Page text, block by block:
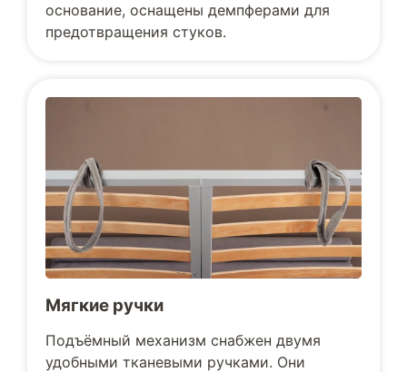
основание, оснащены демпферами для
предотвращения стуков.
Мягкие ручки
Подъёмный механизм снабжен двумя
удобными тканевыми ручками. Они